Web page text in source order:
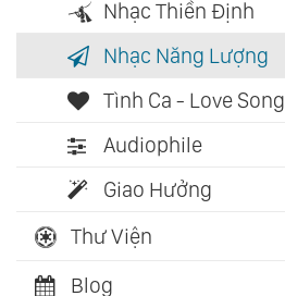
Nhạc Thiền Định
Nhạc Năng Lượng
Tình Ca - Love Song
Audiophile
Giao Hưởng
Thư Viện
Blog